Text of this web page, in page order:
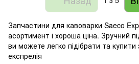
Запчастини для кавоварки Saeco
асортимент і хороша ціна. Зручний
ви можете легко підібрати та
експрелія